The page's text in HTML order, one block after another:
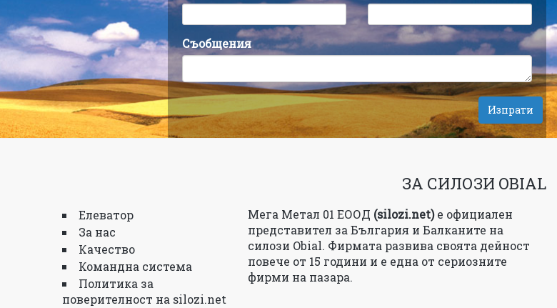
Съобщения
Елеватор
За нас
Качество
Командна система
Политика за
поверителност на silozi.net
ЗА СИЛОЗИ OBIAL
Мега Метал 01 ЕООД (silozi.net)e официален
представител за България и Балканите на
силози Obial. Фирмата развива своята дейност
повече от 15 години и е една от сериозните
фирми на пазара.